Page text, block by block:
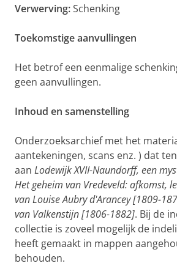
Verwerving:Schenking
Toekomstige aanvullingen
Het betrof een eenmalige
geen aanvullingen.
Inhoud en samenstelling
Onderzoeksarchief met het
aantekeningen, scans enz. ) dat
aan Lodewijk XVII-Naundorff, een
Het geheim van Vredeveld: afkomst,
van Louise Aubry d'Arancey [1809-
van Valkenstijn [1806-1882]. Bij de
collectie is zoveel mogelijk de
heeft gemaakt in mappen
behouden.